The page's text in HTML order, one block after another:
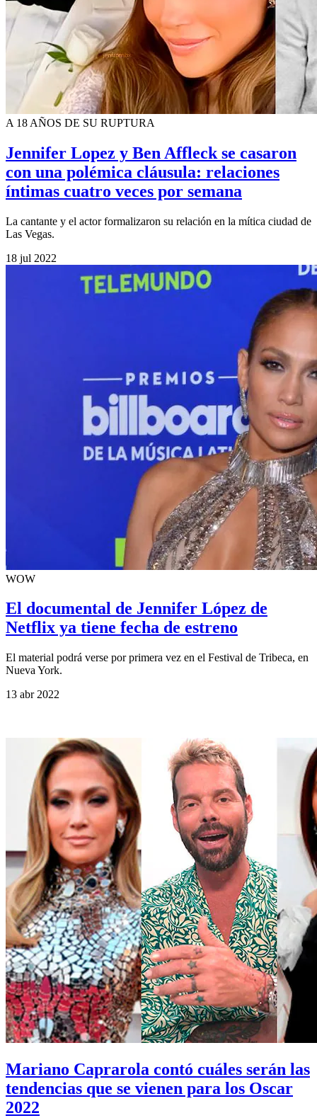
A 18 AÑOS DE SU RUPTURA
Jennifer Lopez y Ben Affleck se casaron
con una polémica cláusula: relaciones
íntimas cuatro veces por semana
La cantante y el actor formalizaron su relación en la mítica ciudad de
Las Vegas.
18 jul 2022
WOW
El documental de Jennifer López de
Netflix ya tiene fecha de estreno
El material podrá verse por primera vez en el Festival de Tribeca, en
Nueva York.
13 abr 2022
Mariano Caprarola contó cuáles serán las
tendencias que se vienen para los Oscar
2022